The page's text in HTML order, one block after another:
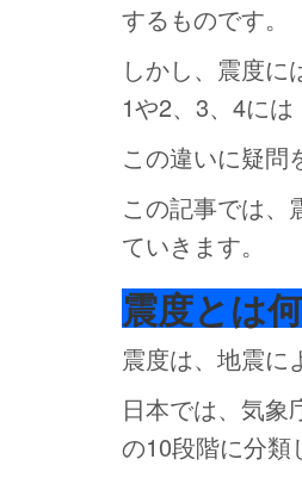
するものです。
しかし、震度
1や2、3、4には
この違いに疑問
この記事では、
ていきます。
震度とは
震度は、地震に
日本では、気象
の10段階に分類